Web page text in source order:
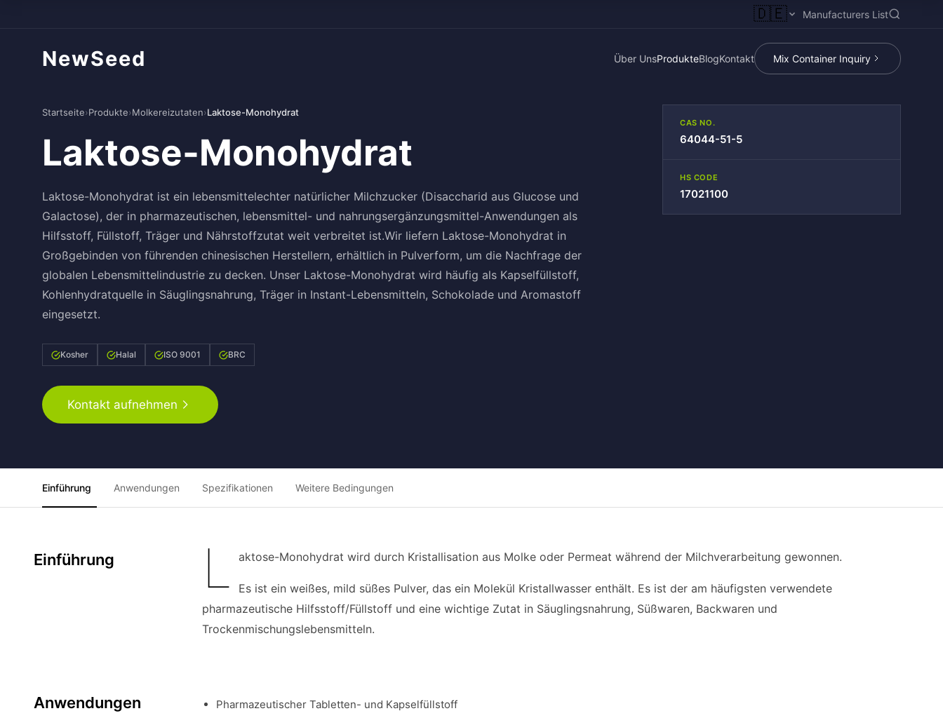
🇩🇪 Manufacturers List
NewSeed Über UnsProdukteBlogKontakt Mix Container Inquiry
Startseite›Produkte›Molkereizutaten›Laktose-Monohydrat
Laktose-Monohydrat
Laktose-Monohydrat ist ein lebensmittelechter natürlicher Milchzucker (Disaccharid aus Glucose und
Galactose), der in pharmazeutischen, lebensmittel- und nahrungsergänzungsmittel-Anwendungen als
Hilfsstoff, Füllstoff, Träger und Nährstoffzutat weit verbreitet ist.Wir liefern Laktose-Monohydrat in
Großgebinden von führenden chinesischen Herstellern, erhältlich in Pulverform, um die Nachfrage der
globalen Lebensmittelindustrie zu decken. Unser Laktose-Monohydrat wird häufig als Kapselfüllstoff,
Kohlenhydratquelle in Säuglingsnahrung, Träger in Instant-Lebensmitteln, Schokolade und Aromastoff
eingesetzt.
Kosher Halal ISO 9001 BRC
Kontakt aufnehmen
CAS NO.
64044-51-5
HS CODE
17021100
Einführung Anwendungen Spezifikationen Weitere Bedingungen
Einführung L aktose-Monohydrat wird durch Kristallisation aus Molke oder Permeat während der Milchverarbeitung gewonnen.
Es ist ein weißes, mild süßes Pulver, das ein Molekül Kristallwasser enthält. Es ist der am häufigsten verwendete
pharmazeutische Hilfsstoff/Füllstoff und eine wichtige Zutat in Säuglingsnahrung, Süßwaren, Backwaren und
Trockenmischungslebensmitteln.
Anwendungen
Pharmazeutischer Tabletten- und Kapselfüllstoff